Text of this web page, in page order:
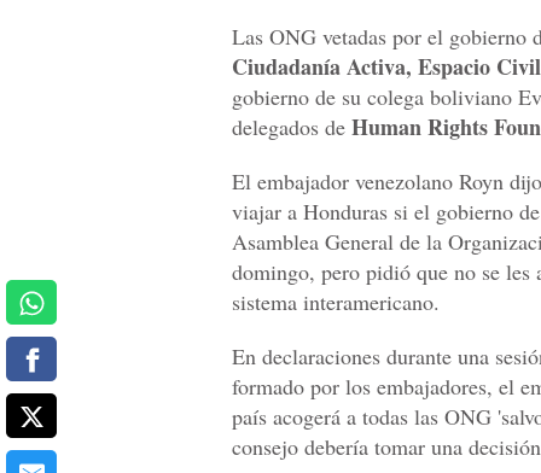
Las ONG vetadas por el gobierno
Ciudadanía Activa, Espacio
gobierno de su colega boliviano
delegados de Human Rights
El embajador venezolano Royn
viajar a Honduras si el gobierno
Asamblea General de la
domingo, pero pidió que no se
sistema interamericano.
En declaraciones durante una
formado por los embajadores, el
país acogerá a todas las ONG
consejo debería tomar una